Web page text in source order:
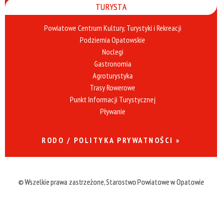
TURYSTA
Powiatowe Centrum Kultury, Turystyki i Rekreacji
Podziemia Opatowskie
Noclegi
Gastronomia
Agroturystyka
Trasy Rowerowe
Punkt Informacji Turystycznej
Pływanie
RODO / POLITYKA PRYWATNOŚCI »
© Wszelkie prawa zastrzeżone, Starostwo Powiatowe w Opatowie